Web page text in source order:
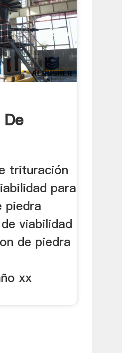
trituración
para
piedra
viabilidad
de piedra
xx